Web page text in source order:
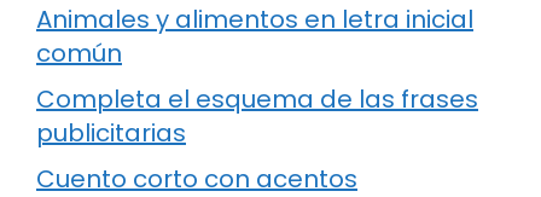
Animales y alimentos en letra inicial
común
Completa el esquema de las frases
publicitarias
Cuento corto con acentos